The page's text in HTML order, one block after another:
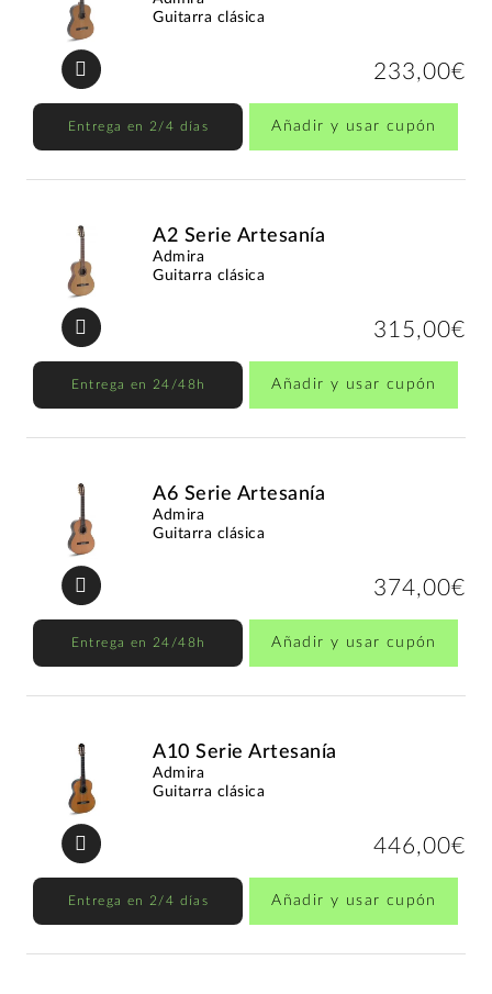
Guitarra clásica
233,00€
Entrega en 2/4 días Añadir y usar cupón
A2 Serie Artesanía
Admira
Guitarra clásica
315,00€
Entrega en 24/48h Añadir y usar cupón
A6 Serie Artesanía
Admira
Guitarra clásica
374,00€
Entrega en 24/48h Añadir y usar cupón
A10 Serie Artesanía
Admira
Guitarra clásica
446,00€
Entrega en 2/4 días Añadir y usar cupón